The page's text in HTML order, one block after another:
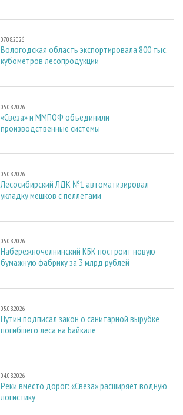
07.08.2026
Вологодская область экспортировала 800 тыс.
кубометров лесопродукции
05.08.2026
«Свеза» и ММПОФ объединили
производственные системы
05.08.2026
Лесосибирский ЛДК №1 автоматизировал
укладку мешков с пеллетами
05.08.2026
Набережночелнинский КБК построит новую
бумажную фабрику за 3 млрд рублей
05.08.2026
Путин подписал закон о санитарной вырубке
погибшего леса на Байкале
04.08.2026
Реки вместо дорог: «Свеза» расширяет водную
логистику